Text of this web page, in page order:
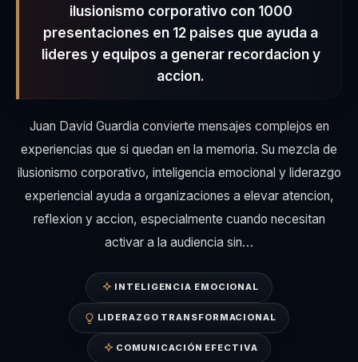
ilusionismo corporativo con 1000
presentaciones en 12 paises que ayuda a
lideres y equipos a generar recordacion y
accion.
Juan David Guardia convierte mensajes complejos en
experiencias que si quedan en la memoria. Su mezcla de
ilusionismo corporativo, inteligencia emocional y liderazgo
experiencial ayuda a organizaciones a elevar atencion,
reflexion y accion, especialmente cuando necesitan
activar a la audiencia sin…
INTELIGENCIA EMOCIONAL
LIDERAZGO TRANSFORMACIONAL
COMUNICACIÓN EFECTIVA